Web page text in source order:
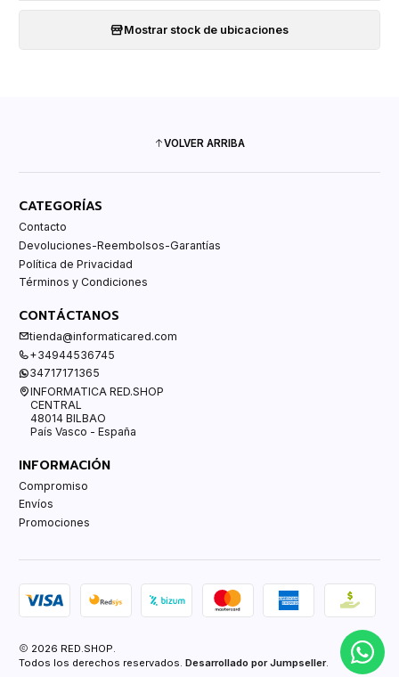
Mostrar stock de ubicaciones
VOLVER ARRIBA
CATEGORÍAS
Contacto
Devoluciones-Reembolsos-Garantías
Política de Privacidad
Términos y Condiciones
CONTÁCTANOS
tienda@informaticared.com
+34944536745
34717171365
INFORMATICA RED.SHOP
CENTRAL
48014 BILBAO
País Vasco - España
INFORMACIÓN
Compromiso
Envíos
Promociones
2026 RED.SHOP.
Todos los derechos reservados. Desarrollado por Jumpseller.